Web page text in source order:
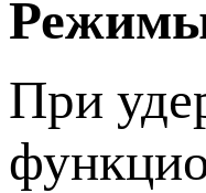
При